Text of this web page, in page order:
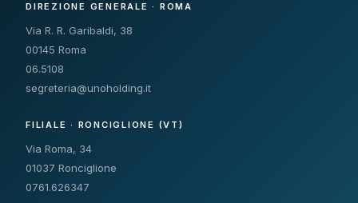
DIREZIONE GENERALE · ROMA
Via R. R. Garibaldi, 38
00145 Roma
06.5108
segreteria@unoholding.it
FILIALE · RONCIGLIONE (VT)
Via Roma, 34
01037 Ronciglione
0761.626347